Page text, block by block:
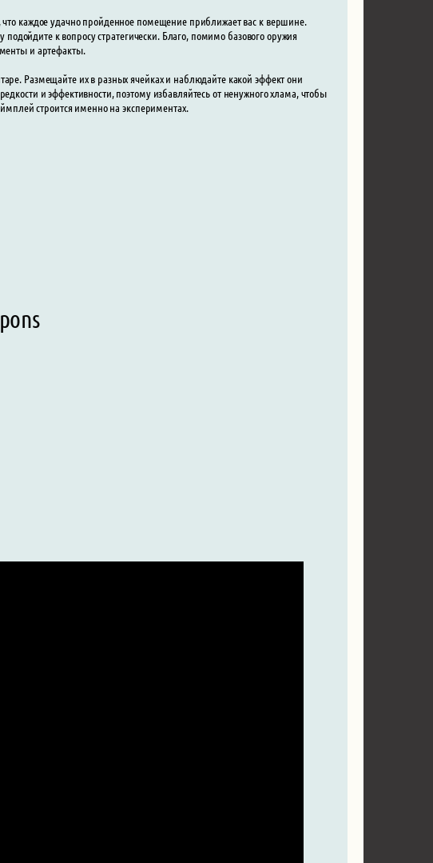
каждое удачно пройденное помещение приближает вас к вершине.
к вопросу стратегически. Благо, помимо базового оружия
и артефакты.
Размещайте их в разных ячейках и наблюдайте какой эффект они
и эффективности, поэтому избавляйтесь от ненужного хлама, чтобы
строится именно на экспериментах.